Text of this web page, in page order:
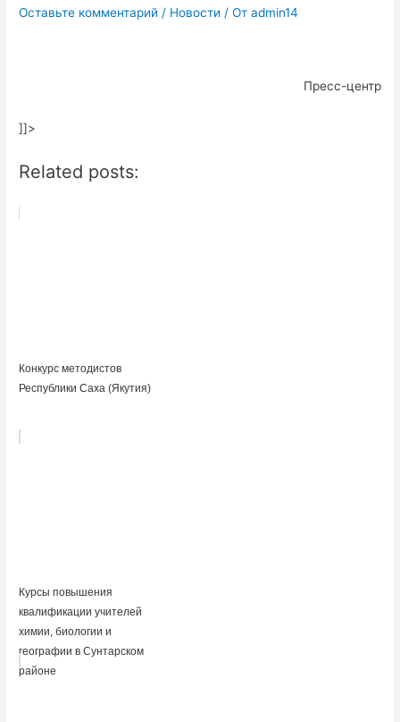
Оставьте комментарий / Новости / От admin14
Пресс-центр
]]>
Related posts:
Конкурс методистов
Республики Саха (Якутия)
Курсы повышения
квалификации учителей
химии, биологии и
географии в Сунтарском
районе